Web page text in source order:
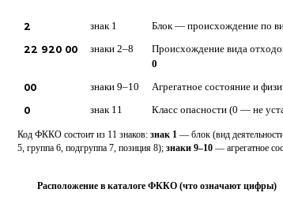
2 знак 1 Блок — происхождение по
22 920 00 знаки 2–8 Происхождение вида
0
00 знаки 9–10 Агрегатное состояние и
0 знак 11 Класс опасности (0 — не
Код ФККО состоит из 11 знаков: знак 1 — блок (вид
5, группа 6, подгруппа 7, позиция 8); знаки 9–10 — агрегатное
Расположение в каталоге ФККО (что означают цифры)